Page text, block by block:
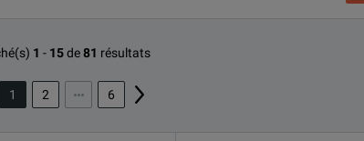
1 - 15de81 résultats
1 2 6